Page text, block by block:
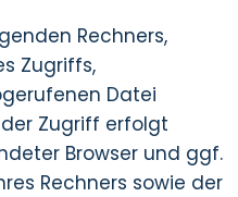
Rechners,
Zugriffs,
Datei
Zugriff erfolgt
Browser und ggf.
Rechners sowie der